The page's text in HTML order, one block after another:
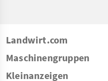
Landwirt.com
Maschinengruppen
Kleinanzeigen